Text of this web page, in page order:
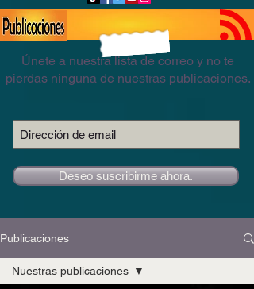
Únete a nuestra lista de correo y no te
pierdas ninguna de nuestras publicaciones.
Deseo suscribirme ahora.
Publicaciones
Nuestras publicaciones